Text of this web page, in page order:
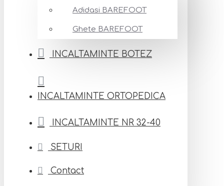
Adidasi BAREFOOT
Ghete BAREFOOT
INCALTAMINTE BOTEZ
INCALTAMINTE ORTOPEDICA
INCALTAMINTE NR 32-40
SETURI
Contact